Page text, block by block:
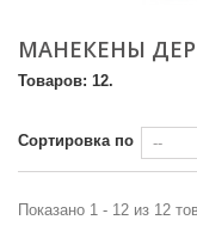
МАНЕКЕНЫ
Товаров: 12.
Сортировка по
Показано 1 - 12 из 12